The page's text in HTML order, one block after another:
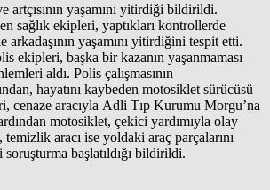
artçısının yaşamını yitirdiği bildirildi.
sağlık ekipleri, yaptıkları kontrollerde
arkadaşının yaşamını yitirdiğini tespit etti.
ekipleri, başka bir kazanın yaşanmaması
aldı. Polis çalışmasının
hayatını kaybeden motosiklet sürücüsü
cenaze aracıyla Adli Tıp Kurumu Morgu’na
motosiklet, çekici yardımıyla olay
temizlik aracı ise yoldaki araç parçalarını
başlatıldığı bildirildi.